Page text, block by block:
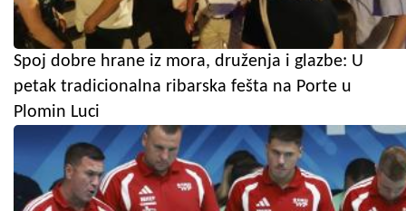
Spoj dobre hrane iz mora, druženja i glazbe: U
petak tradicionalna ribarska fešta na Porte u
Plomin Luci